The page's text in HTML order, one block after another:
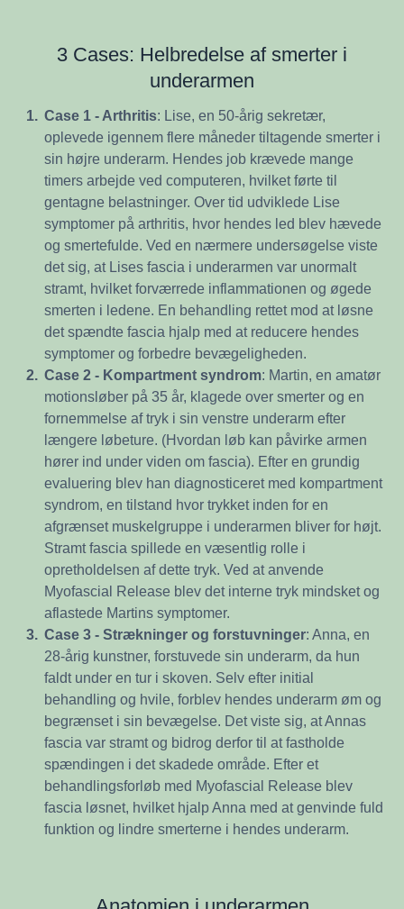
3 Cases: Helbredelse af smerter i
underarmen
1. Case 1 - Arthritis: Lise, en 50-årig sekretær,
oplevede igennem flere måneder tiltagende smerter i
sin højre underarm. Hendes job krævede mange
timers arbejde ved computeren, hvilket førte til
gentagne belastninger. Over tid udviklede Lise
symptomer på arthritis, hvor hendes led blev hævede
og smertefulde. Ved en nærmere undersøgelse viste
det sig, at Lises fascia i underarmen var unormalt
stramt, hvilket forværrede inflammationen og øgede
smerten i ledene. En behandling rettet mod at løsne
det spændte fascia hjalp med at reducere hendes
symptomer og forbedre bevægeligheden.
2. Case 2 - Kompartment syndrom: Martin, en amatør
motionsløber på 35 år, klagede over smerter og en
fornemmelse af tryk i sin venstre underarm efter
længere løbeture. (Hvordan løb kan påvirke armen
hører ind under viden om fascia). Efter en grundig
evaluering blev han diagnosticeret med kompartment
syndrom, en tilstand hvor trykket inden for en
afgrænset muskelgruppe i underarmen bliver for højt.
Stramt fascia spillede en væsentlig rolle i
opretholdelsen af dette tryk. Ved at anvende
Myofascial Release blev det interne tryk mindsket og
aflastede Martins symptomer.
3. Case 3 - Strækninger og forstuvninger: Anna, en
28-årig kunstner, forstuvede sin underarm, da hun
faldt under en tur i skoven. Selv efter initial
behandling og hvile, forblev hendes underarm øm og
begrænset i sin bevægelse. Det viste sig, at Annas
fascia var stramt og bidrog derfor til at fastholde
spændingen i det skadede område. Efter et
behandlingsforløb med Myofascial Release blev
fascia løsnet, hvilket hjalp Anna med at genvinde fuld
funktion og lindre smerterne i hendes underarm.